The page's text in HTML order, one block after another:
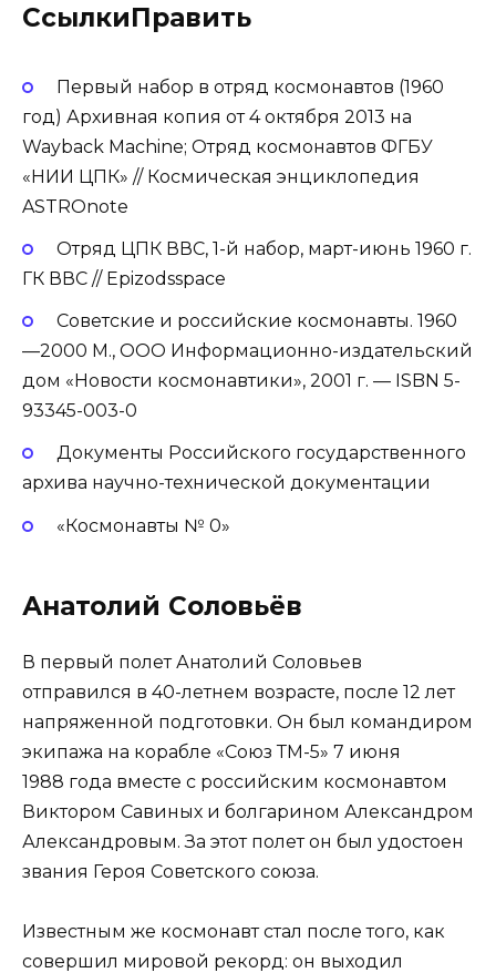
СсылкиПравить
Первый набор в отряд космонавтов (1960
год) Архивная копия от 4 октября 2013 на
Wayback Machine; Отряд космонавтов ФГБУ
«НИИ ЦПК» // Космическая энциклопедия
ASTROnote
Отряд ЦПК ВВС, 1-й набор, март-июнь 1960 г.
ГК ВВС // Epizodsspace
Советские и российские космонавты. 1960
—2000 М., ООО Информационно-издательский
дом «Новости космонавтики», 2001 г. — ISBN 5-
93345-003-0
Документы Российского государственного
архива научно-технической документации
«Космонавты № 0»
Анатолий Соловьёв
В первый полет Анатолий Соловьев
отправился в 40-летнем возрасте, после 12 лет
напряженной подготовки. Он был командиром
экипажа на корабле «Союз ТМ-5» 7 июня
1988 года вместе с российским космонавтом
Виктором Савиных и болгарином Александром
Александровым. За этот полет он был удостоен
звания Героя Советского союза.
Известным же космонавт стал после того, как
совершил мировой рекорд: он выходил